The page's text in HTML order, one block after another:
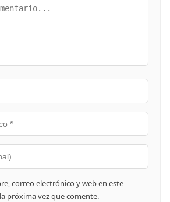
correo electrónico y web en este
próxima vez que comente.